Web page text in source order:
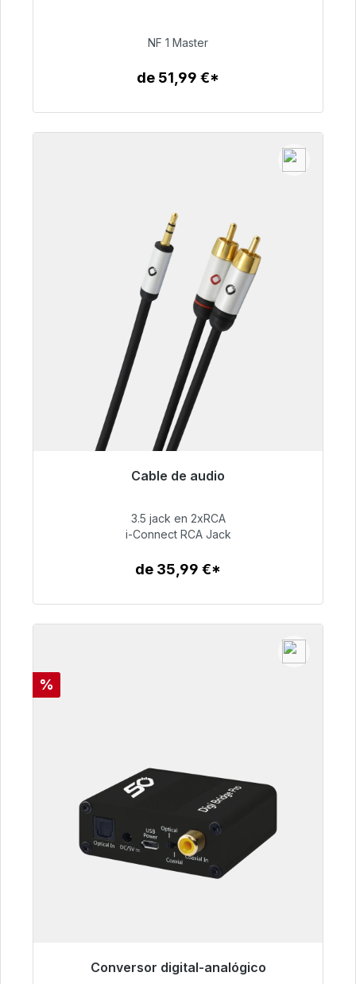
99,00 €
NF 1 Master
de 51,99 €*
Cable de audio
Listo para envío inmediato, plazo de entrega
51,99 €
3.5 jack en 2xRCA
i-Connect RCA Jack
de 35,99 €*
Descuento
%
Conversor digital-analógico
Listo para envío inmediato, plazo de entrega